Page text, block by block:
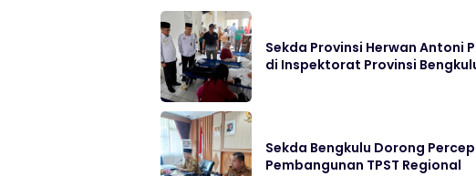
Sekda Provinsi Herwan Antoni
di Inspektorat Provinsi
Sekda Bengkulu Dorong
Pembangunan TPST Regional